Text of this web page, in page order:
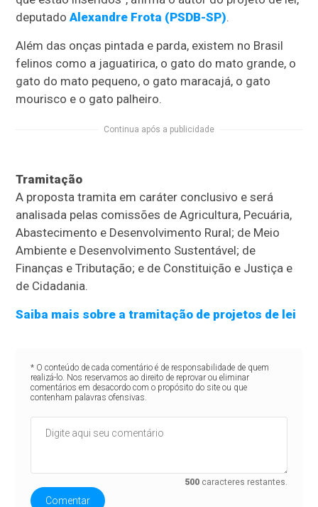
deputadoAlexandre Frota (PSDB-SP).
Além das onças pintada e parda, existem no Brasil
felinos como a jaguatirica, o gato do mato grande, o
gato do mato pequeno, o gato maracajá, o gato
mourisco e o gato palheiro.
Continua após a publicidade
Tramitação
A proposta tramita em caráter conclusivo e será
analisada pelas comissões de Agricultura, Pecuária,
Abastecimento e Desenvolvimento Rural; de Meio
Ambiente e Desenvolvimento Sustentável; de
Finanças e Tributação; e de Constituição e Justiça e
de Cidadania.
Saiba mais sobre a tramitação de projetos de lei
* O conteúdo de cada comentário é de responsabilidade de quem
realizá-lo. Nos reservamos ao direito de reprovar ou eliminar
comentários em desacordo com o propósito do site ou que
contenham palavras ofensivas.
500 caracteres restantes.
Comentar